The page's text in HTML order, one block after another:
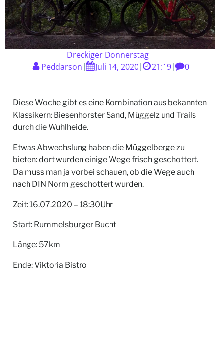
Dreckiger Donnerstag
Peddarson
Juli 14, 2020 21:19 0
Diese Woche gibt es eine Kombination aus bekannten
Klassikern: Biesenhorster Sand, Müggelz und Trails
durch die Wuhlheide.
Etwas Abwechslung haben die Müggelberge zu
bieten: dort wurden einige Wege frisch geschottert.
Da muss man ja vorbei schauen, ob die Wege auch
nach DIN Norm geschottert wurden.
Zeit: 16.07.2020 – 18:30Uhr
Start: Rummelsburger Bucht
Länge: 57km
Ende: Viktoria Bistro